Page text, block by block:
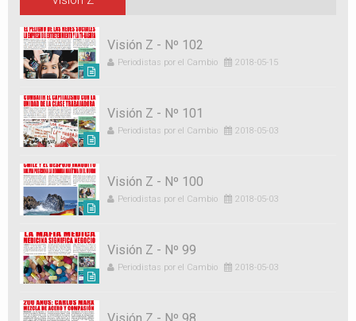
Visión Z - Nº 102
Periodistas por el Cambio 2018-05-15
Visión Z - Nº 101
Periodistas por el Cambio 2018-05-03
Visión Z - Nº 100
Periodistas por el Cambio 2018-05-03
Visión Z - Nº 99
Periodistas por el Cambio 2018-05-03